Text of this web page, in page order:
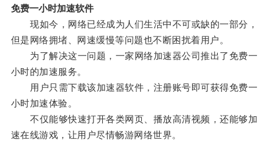
免费一小时加速软件
现如今，网络已经成为人们生活中不可或缺的一部分，
但是网络拥堵、网速缓慢等问题也不断困扰着用户。
为了解决这一问题，一家网络加速器公司推出了免费一
小时的加速服务。
用户只需下载该加速器软件，注册账号即可获得免费一
小时加速体验。
不仅能够快速打开各类网页、播放高清视频，还能够加
速在线游戏，让用户尽情畅游网络世界。